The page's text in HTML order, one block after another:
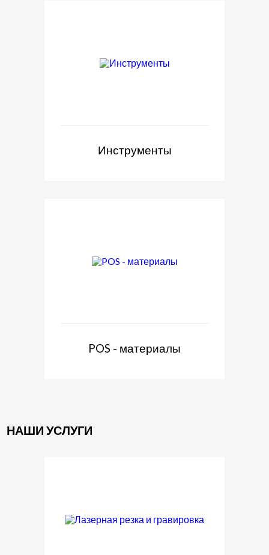
Инструменты
POS - материалы
НАШИ УСЛУГИ